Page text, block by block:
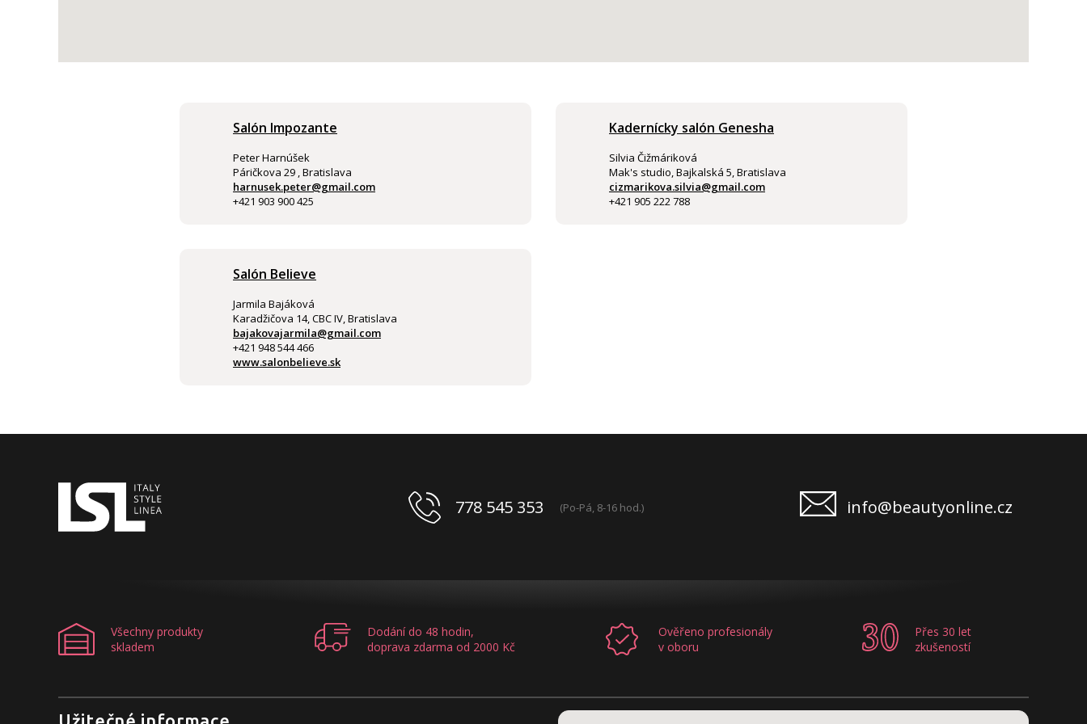
Salón Impozante
Peter Harnúšek
Páričkova 29 , Bratislava
harnusek.peter@gmail.com
+421 903 900 425
Kadernícky salón Genesha
Silvia Čižmáriková
Mak's studio, Bajkalská 5, Bratislava
cizmarikova.silvia@gmail.com
+421 905 222 788
Salón Believe
Jarmila Bajáková
Karadžičova 14, CBC IV, Bratislava
bajakovajarmila@gmail.com
+421 948 544 466
www.salonbelieve.sk
778 545 353 (Po-Pá, 8-16 hod.) info@beautyonline.cz
Všechny produkty
skladem
Dodání do 48 hodin,
doprava zdarma od 2000 Kč
Ověřeno profesionály
v oboru
Přes 30 let
zkušeností